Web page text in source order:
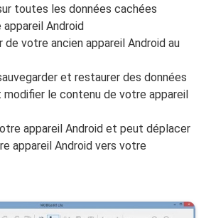
toutes les données cachées
Android
votre ancien appareil Android au
et restaurer des données
le contenu de votre appareil
appareil Android et peut déplacer
appareil Android vers votre